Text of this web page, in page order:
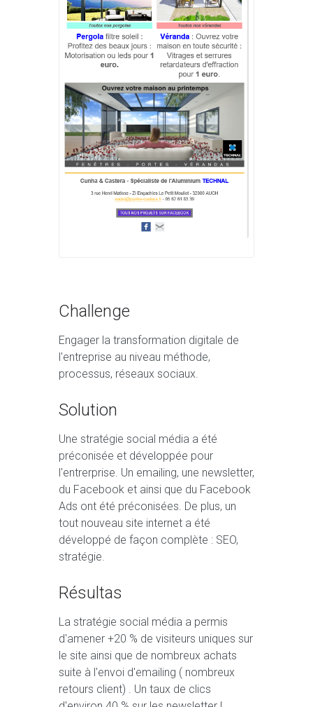
Challenge
Engager la transformation digitale de
l'entreprise au niveau méthode,
processus, réseaux sociaux.
Solution
Une stratégie social média a été
préconisée et développée pour
l'entrerprise. Un emailing, une newsletter,
du Facebook et ainsi que du Facebook
Ads ont été préconisées. De plus, un
tout nouveau site internet a été
développé de façon complète : SEO,
stratégie.
Résultas
La stratégie social média a permis
d'amener +20 % de visiteurs uniques sur
le site ainsi que de nombreux achats
suite à l'envoi d'emailing ( nombreux
retours client) . Un taux de clics